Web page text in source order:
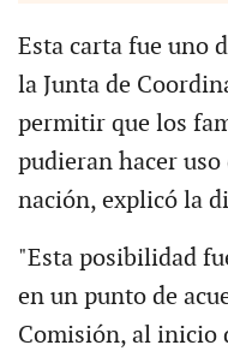
Esta carta fue uno
la Junta de
permitir que los
pudieran hacer
nación, explicó la
"Esta posibilidad
en un punto de
Comisión, al inicio